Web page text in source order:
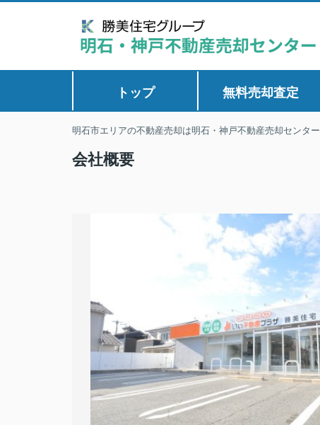
トップ 無料売却査定
明石市エリアの不動産売却は明石・神戸不動産売却センター
会社概要